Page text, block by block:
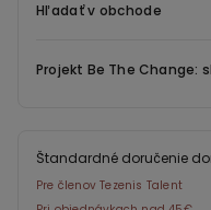
Hľadať v obchode
Projekt Be The Change:
Štandardné doručenie
Pre členov Tezenis Talent